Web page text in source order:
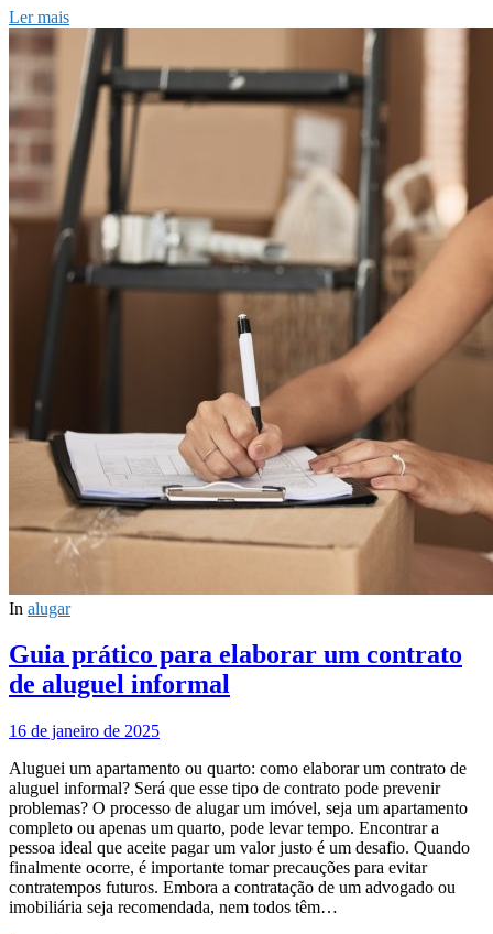
Ler mais
In alugar
Guia prático para elaborar um contrato
de aluguel informal
16 de janeiro de 2025
Aluguei um apartamento ou quarto: como elaborar um contrato de
aluguel informal? Será que esse tipo de contrato pode prevenir
problemas? O processo de alugar um imóvel, seja um apartamento
completo ou apenas um quarto, pode levar tempo. Encontrar a
pessoa ideal que aceite pagar um valor justo é um desafio. Quando
finalmente ocorre, é importante tomar precauções para evitar
contratempos futuros. Embora a contratação de um advogado ou
imobiliária seja recomendada, nem todos têm…